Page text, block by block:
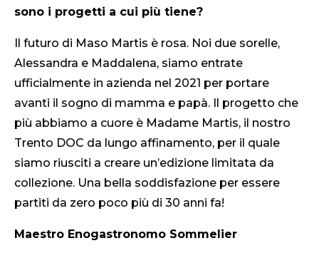
sono i progetti a cui più tiene?
Il futuro di Maso Martis è rosa. Noi due sorelle,
Alessandra e Maddalena, siamo entrate
ufficialmente in azienda nel 2021 per portare
avanti il sogno di mamma e papà. Il progetto che
più abbiamo a cuore è Madame Martis, il nostro
Trento DOC da lungo affinamento, per il quale
siamo riusciti a creare un’edizione limitata da
collezione. Una bella soddisfazione per essere
partiti da zero poco più di 30 anni fa!
Maestro Enogastronomo Sommelier